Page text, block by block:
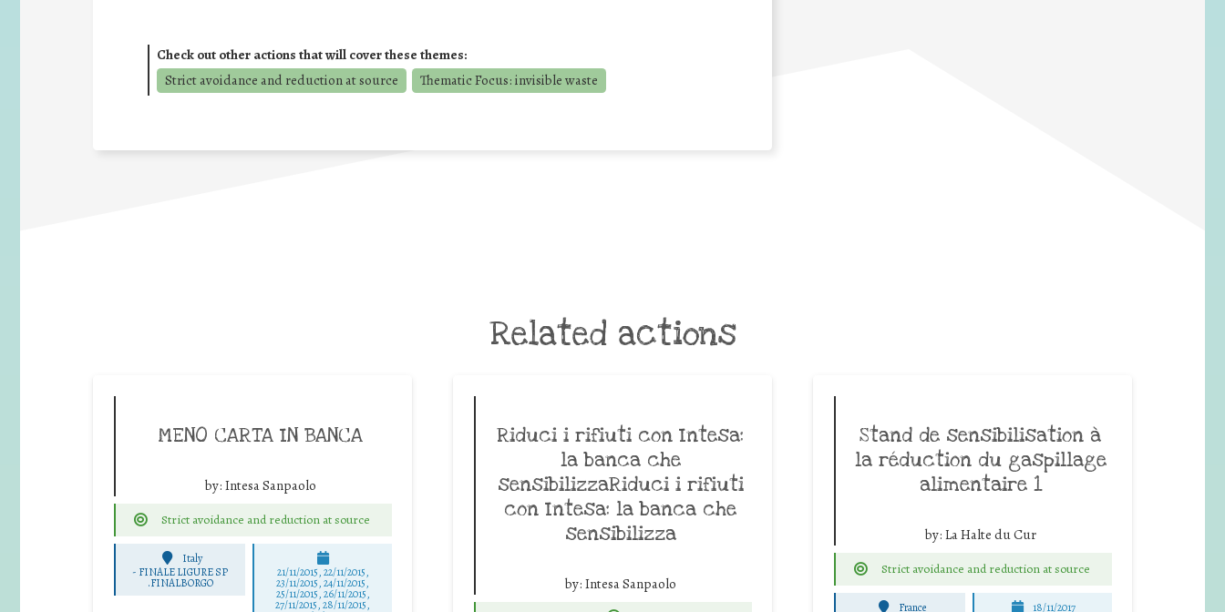
Check out other actions that will cover these themes:
Strict avoidance and reduction at source
Thematic Focus: invisible waste
Related actions
MENO CARTA IN BANCA
by: Intesa Sanpaolo
Strict avoidance and reduction at source
Italy
- FINALE LIGURE SP
.FINALBORGO
21/11/2015, 22/11/2015,
23/11/2015, 24/11/2015,
25/11/2015, 26/11/2015,
27/11/2015, 28/11/2015,
Riduci i rifiuti con Intesa:
la banca che
sensibilizzaRiduci i rifiuti
con Intesa: la banca che
sensibilizza
by: Intesa Sanpaolo
Stand de sensibilisation à
la réduction du gaspillage
alimentaire 1
by: La Halte du Cur
Strict avoidance and reduction at source
France
18/11/2017